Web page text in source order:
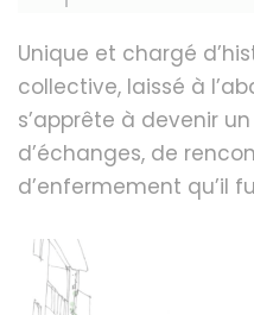
Unique et chargé
collective, laissé à
s’apprête à devenir
d’échanges, de
d’enfermement qu’il